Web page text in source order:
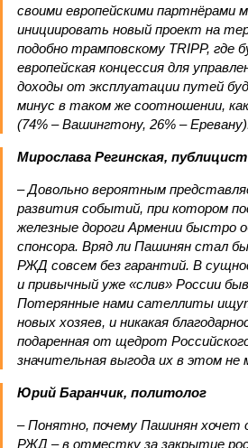
своими европейскими партнёрами
инициировать новый проект на
подобно трамповскому TRIPP, где
европейская концессия для
доходы от эксплуатации путей
минус в таком же соотношении,
(74% – Вашингтону, 26% –
Мирослава Регинская, публицист
– Довольно вероятным
развития событий, при котором
железные дороги Армении быстро
спонсора. Вряд ли Пашинян стал
РЖД совсем без гарантий. В
и привычный уже «слив» России
Потерянные нами сателлиты
новых хозяев, и никакая
подаренная от щедрот
значительная выгода их в этом
Юрий Баранчик, политолог
– Понятно, почему Пашинян
РЖД – в отместку за закрытие